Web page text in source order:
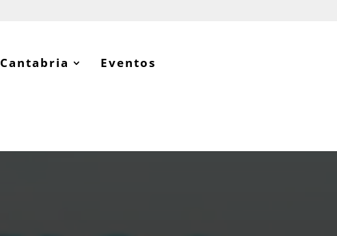
Cantabria Eventos